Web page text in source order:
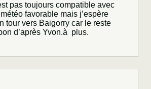
pas toujours compatible avec
favorable mais j’espère
tour vers Baigorry car le reste
d’après Yvon.à plus.